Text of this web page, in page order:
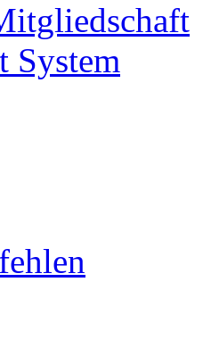
System